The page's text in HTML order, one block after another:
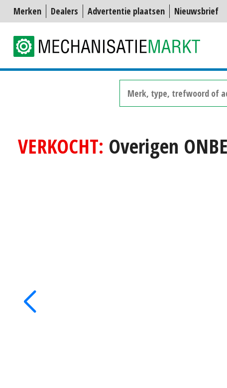
Merken Dealers Advertentie plaatsen Nieuwsbrief
VERKOCHT: Overigen